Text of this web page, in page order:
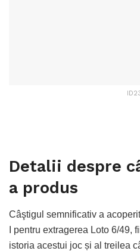
Detalii despre
a produs
Câştigul semnificativ a
I pentru extragerea Loto 6/49,
istoria acestui joc și al treilea